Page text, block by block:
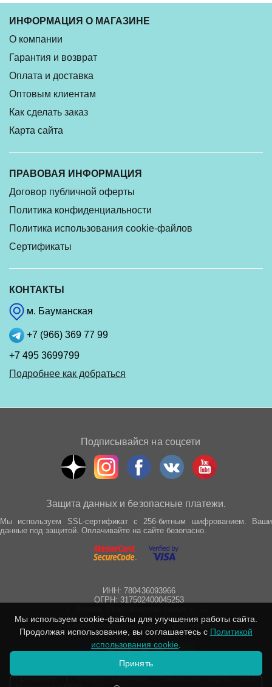
ИНФОРМАЦИЯ О МАГАЗИНЕ
О компании
Гарантия и возврат
Оплата и доставка
Оптовым клиентам
Как сделать заказ
Карта сайта
ПРАВОВАЯ ИНФОРМАЦИЯ
Договор публичной оферты
Политика конфиденциальности
Политика использования cookie-файлов
Сертификаты
КОНТАКТЫ
м. Бауманская
+7 (966) 369 77 99
+7 495 3699799
Подробнее как добраться
Подписывайся на соцсети
Защита данных и безопасные платежи.
Мы используем SSL-сертификат с 256-битным шифрованием. Ваши
данные под защитой. Оплачивайте на сайте безопасно.
ИНН: 780436093966
ОГРН: 317502400045253
Все права защищены © 2012 - 2025 wepro.ru
Принимаем к оплате наличные, банковские карты Visa,
Мы используем cookie-файлы для улучшения работы сайта.
Продолжая использование, вы соглашаетесь с Политикой
использования cookie
Принять